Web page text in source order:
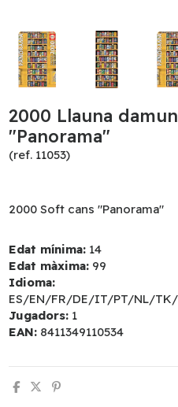
2000 Llauna
"Panorama"
(ref. 11053)
2000 Soft cans "Panorama"
Edat mínima: 14
Edat màxima: 99
Idioma:
ES/EN/FR/DE/IT/PT/NL/
Jugadors: 1
EAN: 8411349110534